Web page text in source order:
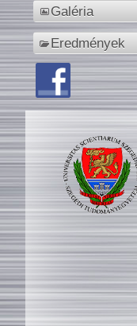
Galéria
Eredmények